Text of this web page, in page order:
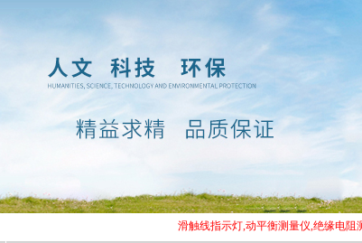
滑触线指示灯,动平衡测量仪,绝缘电阻测试